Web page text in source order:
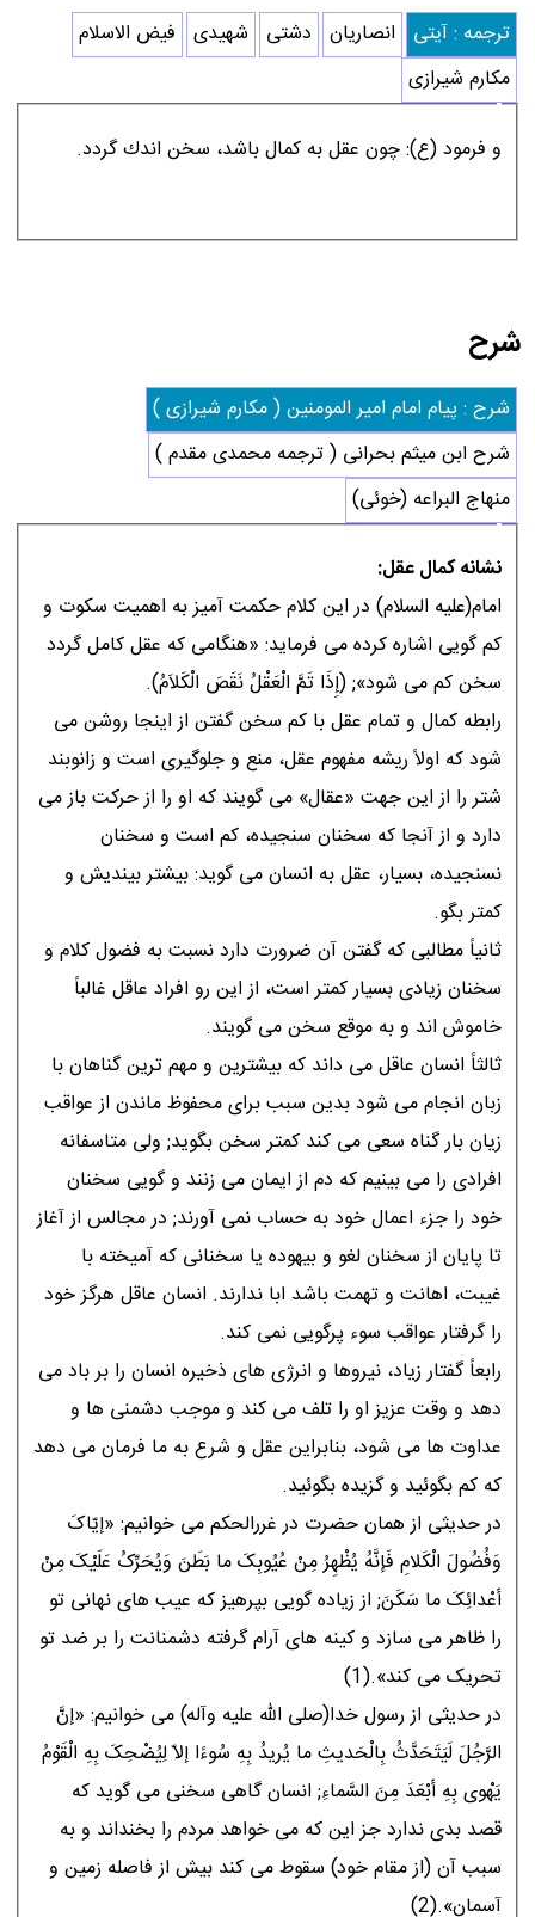
ترجمه : آیتی انصاریان دشتی شهیدی فیض الاسلام
مکارم شیرازی
و فرمود (ع): چون عقل به كمال باشد، سخن اندك گردد.
شرح
شرح : پیام امام امیر المومنین ( مکارم شیرازی )
شرح ابن میثم بحرانی ( ترجمه محمدی مقدم )
منهاج البراعه (خوئی)
نشانه كمال عقل:
امام(علیه السلام) در این کلام حکمت آمیز به اهمیت سکوت و
کم گویى اشاره کرده مى فرماید: «هنگامى که عقل کامل گردد
سخن کم مى شود»; (إِذَا تَمَّ الْعَقْلُ نَقَصَ الْکَلاَمُ).
رابطه کمال و تمام عقل با کم سخن گفتن از اینجا روشن مى
شود که اولاً ریشه مفهوم عقل، منع و جلوگیرى است و زانوبند
شتر را از این جهت «عقال» مى گویند که او را از حرکت باز مى
دارد و از آنجا که سخنان سنجیده، کم است و سخنان
نسنجیده، بسیار، عقل به انسان مى گوید: بیشتر بیندیش و
کمتر بگو.
ثانیاً مطالبى که گفتن آن ضرورت دارد نسبت به فضول کلام و
سخنان زیادى بسیار کمتر است، از این رو افراد عاقل غالباً
خاموش اند و به موقع سخن مى گویند.
ثالثاً انسان عاقل مى داند که بیشترین و مهم ترین گناهان با
زبان انجام مى شود بدین سبب براى محفوظ ماندن از عواقب
زیان بار گناه سعى مى کند کمتر سخن بگوید; ولى متاسفانه
افرادى را مى بینیم که دم از ایمان مى زنند و گویى سخنان
خود را جزء اعمال خود به حساب نمى آورند; در مجالس از آغاز
تا پایان از سخنان لغو و بیهوده یا سخنانى که آمیخته با
غیبت، اهانت و تهمت باشد ابا ندارند. انسان عاقل هرگز خود
را گرفتار عواقب سوء پرگویى نمى کند.
رابعاً گفتار زیاد، نیروها و انرژى هاى ذخیره انسان را بر باد مى
دهد و وقت عزیز او را تلف مى کند و موجب دشمنى ها و
عداوت ها مى شود، بنابراین عقل و شرع به ما فرمان مى دهد
که کم بگوئید و گزیده بگوئید.
در حدیثى از همان حضرت در غررالحکم مى خوانیم: «إیّاکَ
وَفُضُولَ الْکَلامِ فَإنَّهُ یُظْهِرُ مِنْ عُیُوبِکَ ما بَطَنَ وَیُحَرِّکُ عَلَیْکَ مِنْ
أعْدائِکَ ما سَکَنَ; از زیاده گویى بپرهیز که عیب هاى نهانى تو
را ظاهر مى سازد و کینه هاى آرام گرفته دشمنانت را بر ضد تو
تحریک مى کند».(1)
در حدیثى از رسول خدا(صلى الله علیه وآله) مى خوانیم: «إنَّ
الرَّجُلَ لَیَتَحَدَّثُ بِالْحَدیثِ ما یُریدُ بِهِ سُوءًا إلاّ لِیُضْحِکَ بِهِ الْقَوْمُ
یَهْوى بِهِ أبْعَدَ مِنَ السَّماءِ; انسان گاهى سخنى مى گوید که
قصد بدى ندارد جز این که مى خواهد مردم را بخنداند و به
سبب آن (از مقام خود) سقوط مى کند بیش از فاصله زمین و
آسمان».(2)